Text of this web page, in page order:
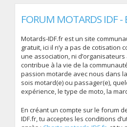
FORUM MOTARDS IDF
Motards-IDF.fr est un site
gratuit, ici il n’y a pas de cotisation
une association, ni
contribue à la vie de la
passion motarde avec nous dans
sois motard(e) ou passager(e),
expérience, le type de moto, la
En créant un compte sur le forum
IDF.fr, tu acceptes les conditions